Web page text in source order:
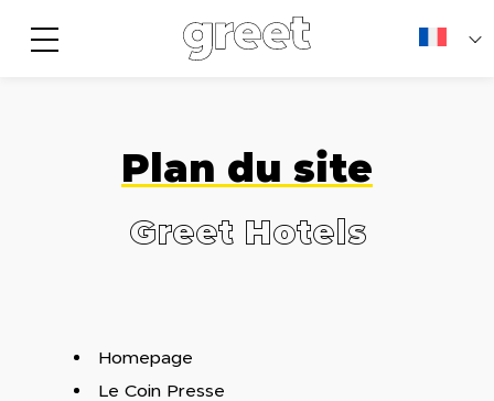
Plan du site
Greet Hotels
Homepage
Le Coin Presse